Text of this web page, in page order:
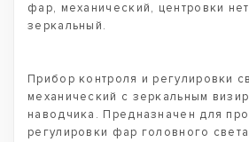
фар, механический, центровки
зеркальный.
Прибор контроля и регулировки
механический с зеркальным
наводчика. Предназначен для
регулировки фар головного